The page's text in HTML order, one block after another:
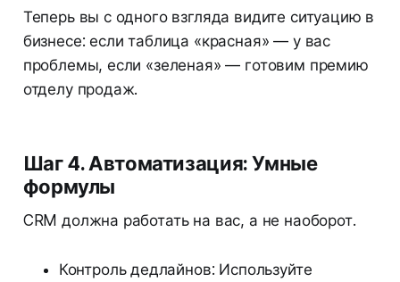
Теперь вы с одного взгляда видите ситуацию в
бизнесе: если таблица «красная» — у вас
проблемы, если «зеленая» — готовим премию
отделу продаж.
Шаг 4. Автоматизация: Умные
формулы
CRM должна работать на вас, а не наоборот.
Контроль дедлайнов: Используйте